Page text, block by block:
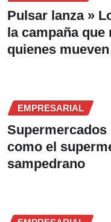
Pulsar lanza »
la campaña
quienes
EMPRESARIAL
Supermercados
como el
sampedrano